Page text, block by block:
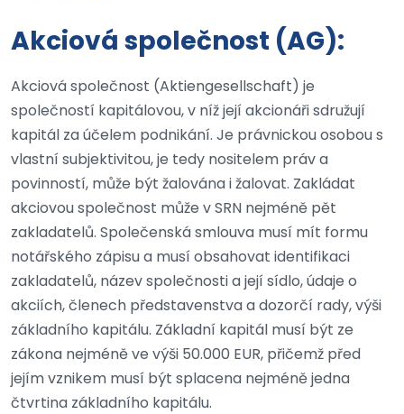
Akciová společnost (AG):
Akciová společnost (Aktiengesellschaft) je
společností kapitálovou, v níž její akcionáři sdružují
kapitál za účelem podnikání. Je právnickou osobou s
vlastní subjektivitou, je tedy nositelem práv a
povinností, může být žalována i žalovat. Zakládat
akciovou společnost může v SRN nejméně pět
zakladatelů. Společenská smlouva musí mít formu
notářského zápisu a musí obsahovat identifikaci
zakladatelů, název společnosti a její sídlo, údaje o
akciích, členech představenstva a dozorčí rady, výši
základního kapitálu. Základní kapitál musí být ze
zákona nejméně ve výši 50.000 EUR, přičemž před
jejím vznikem musí být splacena nejméně jedna
čtvrtina základního kapitálu.